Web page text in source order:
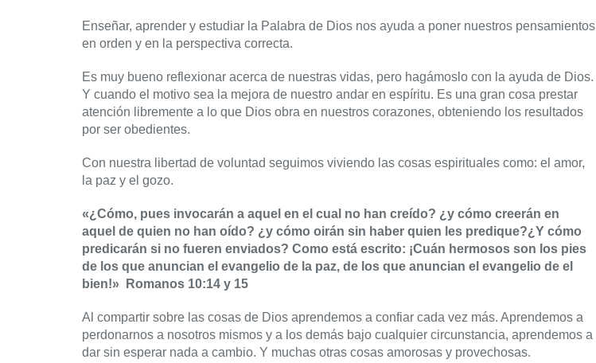
Enseñar, aprender y estudiar la Palabra de Dios nos ayuda a poner nuestros pensamientos
en orden y en la perspectiva correcta.
Es muy bueno reflexionar acerca de nuestras vidas, pero hagámoslo con la ayuda de Dios.
Y cuando el motivo sea la mejora de nuestro andar en espíritu. Es una gran cosa prestar
atención libremente a lo que Dios obra en nuestros corazones, obteniendo los resultados
por ser obedientes.
Con nuestra libertad de voluntad seguimos viviendo las cosas espirituales como: el amor,
la paz y el gozo.
«¿Cómo, pues invocarán a aquel en el cual no han creído? ¿y cómo creerán en
aquel de quien no han oído? ¿y cómo oirán sin haber quien les predique?¿Y cómo
predicarán si no fueren enviados? Como está escrito: ¡Cuán hermosos son los pies
de los que anuncian el evangelio de la paz, de los que anuncian el evangelio de el
bien!» Romanos 10:14 y 15
Al compartir sobre las cosas de Dios aprendemos a confiar cada vez más. Aprendemos a
perdonarnos a nosotros mismos y a los demás bajo cualquier circunstancia, aprendemos a
dar sin esperar nada a cambio. Y muchas otras cosas amorosas y provechosas.